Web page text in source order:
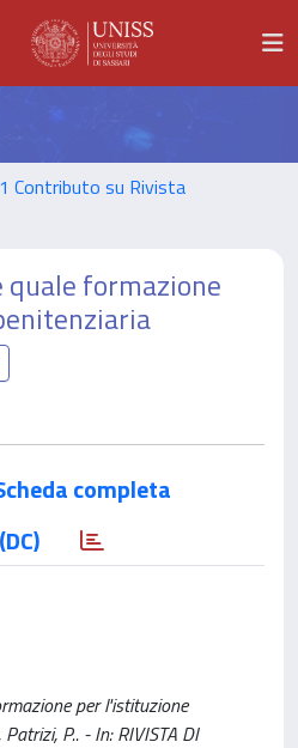
1 Contributo su Rivista
quale formazione
completa
per l'istituzione
P.. - In: RIVISTA DI